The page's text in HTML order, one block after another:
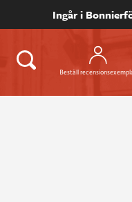
Ingår i
Beställ